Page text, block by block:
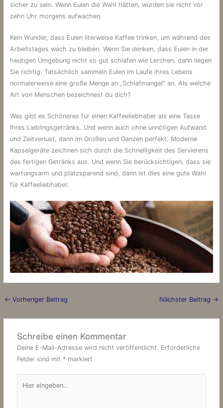
sicher zu sein. Wenn Eulen die Wahl hätten, würden sie nicht vor
zehn Uhr morgens aufwachen.
Kein Wunder, dass Eulen literweise Kaffee trinken, um während des
Arbeitstages wach zu bleiben. Wenn Sie denken, dass Eulen in der
heutigen Umgebung nicht so gut schlafen wie Lerchen, dann liegen
Sie richtig. Tatsächlich sammeln Eulen im Laufe ihres Lebens
normalerweise eine große Menge an „Schlafmangel“ an. Als welche
Art von Menschen bezeichnest du dich?
Was gibt es Schöneres für einen Kaffeeliebhaber als eine Tasse
Ihres Lieblingsgetränks. Und wenn auch ohne unnötigen Aufwand
und Zeitverlust, dann im Großen und Ganzen perfekt. Moderne
Kapselgeräte zeichnen sich durch die Schnelligkeit des Servierens
des fertigen Getränks aus. Und wenn Sie berücksichtigen, dass sie
wartungsarm und platzsparend sind, dann ist dies eine gute Wahl
für Kaffeeliebhaber.
← Vorheriger Beitrag Nächster Beitrag →
Schreibe einen Kommentar
Deine E-Mail-Adresse wird nicht veröffentlicht. Erforderliche
Felder sind mit * markiert
eingeben…